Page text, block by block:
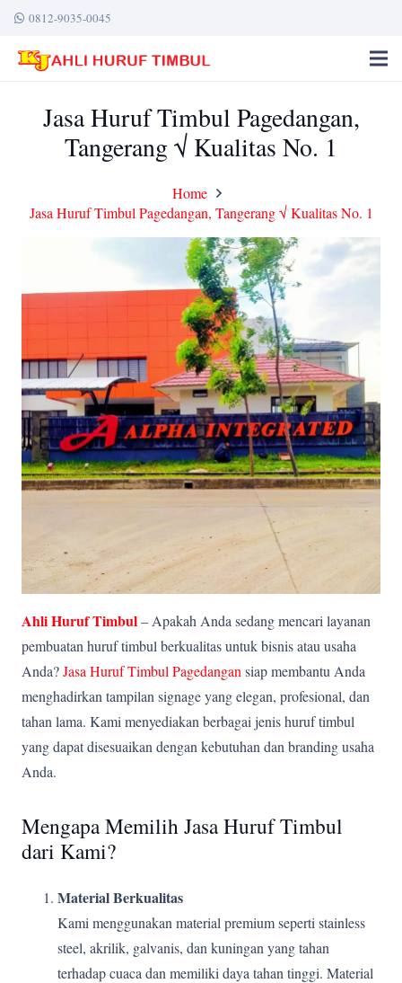
0812-9035-0045
Jasa Huruf Timbul Pagedangan,
Tangerang √ Kualitas No. 1
Home
Jasa Huruf Timbul Pagedangan, Tangerang √ Kualitas No. 1
Ahli Huruf Timbul– Apakah Anda sedang mencari layanan
pembuatan huruf timbul berkualitas untuk bisnis atau usaha
Anda?Jasa Huruf Timbul Pagedangan siap membantu Anda
menghadirkan tampilan signage yang elegan, profesional, dan
tahan lama. Kami menyediakan berbagai jenis huruf timbul
yang dapat disesuaikan dengan kebutuhan dan branding usaha
Anda.
Mengapa Memilih Jasa Huruf Timbul
dari Kami?
Material Berkualitas
Kami menggunakan material premium seperti stainless
steel, akrilik, galvanis, dan kuningan yang tahan
terhadap cuaca dan memiliki daya tahan tinggi. Material